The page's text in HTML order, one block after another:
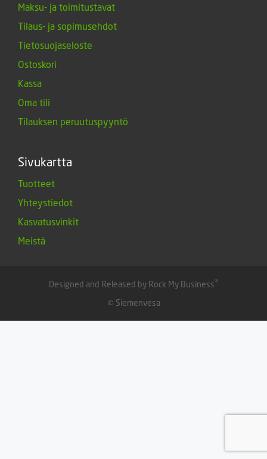
Maksu- ja toimitustavat
Tilaus- ja sopimusehdot
Tietosuojaseloste
Ostoskori
Kassa
Oma tili
Tilauksen peruutuspyyntö
Sivukartta
Tuotteet
Yhteystiedot
Kasvatusvinkit
Meistä
Designed and Released by Rock My Business®
© Siemenvesa